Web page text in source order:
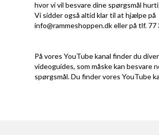
hvor vi vil besvare dine spørgsmål
Vi sidder også altid klar til at hjælpe på
info@rammeshoppen.dkeller på tlf. 77
På vores YouTube kanal finder du
videoguides, som måske kan besvare
spørgsmål. Du finder vores YouTube